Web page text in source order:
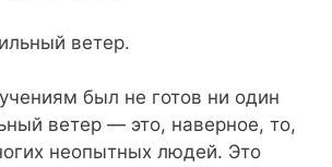
ветер.
был не готов ни один
ветер — это, наверное, то,
неопытных людей. Это